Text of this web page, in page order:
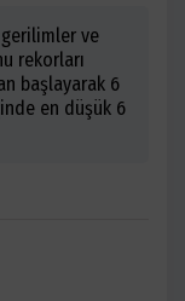
ve
rekorları
başlayarak 6
en düşük 6